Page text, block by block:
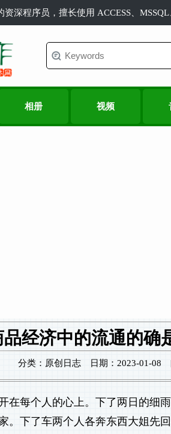
资深程序员，擅长使用 ACCESS、
相册 视频
品经济中的流通的确
分类：原创日志 日期：2023-01-08
在每个人的心上。下了两日的细
。下了车两个人各奔东西大姐先